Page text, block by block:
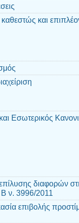
και
Εσωτερικός
διαφορών
ν. 3996/2011
επιβολής